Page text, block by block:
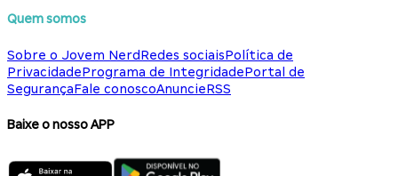
Quem somos
Sobre o Jovem NerdRedes sociaisPolítica de
PrivacidadePrograma de IntegridadePortal de
SegurançaFale conoscoAnuncieRSS
Baixe o nosso APP